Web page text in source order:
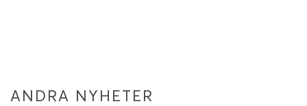
ANDRA NYHETER